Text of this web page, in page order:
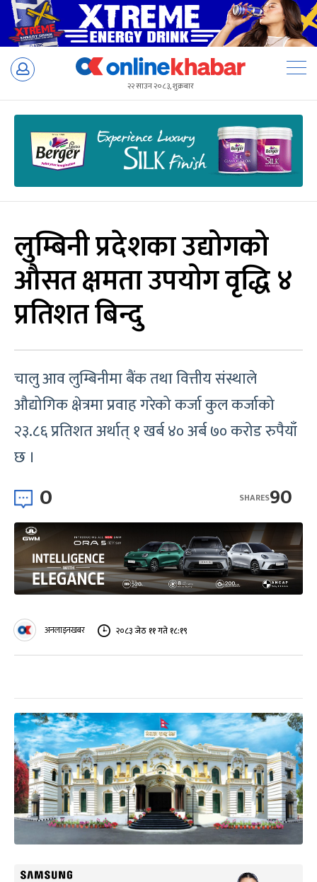
Skip
२२ साउन २०८३, शुक्रबार
लुम्बिनी प्रदेशका उद्योगको
औसत क्षमता उपयोग वृद्धि ४
प्रतिशत बिन्दु
चालु आव लुम्बिनीमा बैंक तथा वित्तीय संस्थाले
औद्योगिक क्षेत्रमा प्रवाह गरेको कर्जा कुल कर्जाको
२३.८६ प्रतिशत अर्थात् १ खर्ब ४० अर्ब ७० करोड रुपैयाँ
छ ।
0 90
SHARES
अनलाइनखबर २०८३ जेठ ११ गते १८:१९